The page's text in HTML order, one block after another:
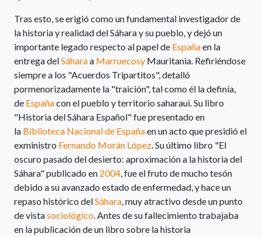
Tras esto, se erigió como un fundamental investigador de
la historia y realidad del Sáhara y su pueblo, y dejó un
importante legado respecto al papel de Españaen la
entrega delSáharaa Marruecosy Mauritania. Refiriéndose
siempre a los "Acuerdos Tripartitos", detalló
pormenorizadamente la "traición", tal como él la definía,
de Españacon el pueblo y territorio saharaui. Su libro
"Historia del Sáhara Español" fue presentado en
la Biblioteca Nacional de Españaen un acto que presidió el
exministro Fernando Morán López. Su último libro "El
oscuro pasado del desierto: aproximación a la historia del
Sáhara" publicado en 2004, fue el fruto de mucho tesón
debido a su avanzado estado de enfermedad, y hace un
repaso histórico delSáhara, muy atractivo desde un punto
de vistasociológico.Antes de su fallecimiento trabajaba
en la publicación de un libro sobre la historia